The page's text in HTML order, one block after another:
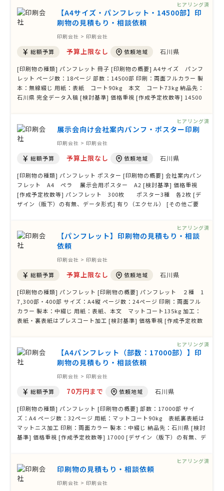
【A4サイズ・パンフレット・14500部】印
刷物の見積もり・相談依頼
印刷会社 > 印刷会社
総額予算 予算上限なし 依頼地域 石川県
[印刷物の種類] パンフレット 冊子 [印刷物の概要] A4サイズ パンフ
レット ページ数：18ページ 部数：14500部 印刷：両面フルカラー 製
本：無線綴じ 用紙：表紙 コート90kg 本文 コート73kg 納品先：
石川県 完全データ入稿 [検討基準] 価格重視 [作成予定枚数等] 14500
ヒアリング済
展示会向け会社案内パンフ・ポスター印刷
印刷会社 > 印刷会社
総額予算 予算上限なし 依頼地域 石川県
[印刷物の種類] パンフレット ポスター [印刷物の概要] 会社案内パン
フレット A4 ペラ 展示会用ポスター A2 [検討基準] 価格重視
[作成予定枚数等] パンフレット 300枚 ポスター3種 各2枚 [デ
ザイン（版下）の有無、データ形式] 有り（エクセル） [その他ご要
印刷を依頼したいと …
ヒアリング済
【パンフレット】印刷物の見積もり・相談
依頼
印刷会社 > 印刷会社
総額予算 予算上限なし 依頼地域 石川県
[印刷物の種類] パンフレット [印刷物の概要] パンフレット ２種 1
7,300部・400部 サイズ：A4縦 ページ数：24ページ 印刷：両面フル
カラー 製本：中綴じ 用紙：表紙、本文 マットコート135kg 加工：
表紙・裏表紙はプレスコート加工 [検討基準] 価格重視 [作成予定枚数
ヒアリング済
【A4パンフレット（部数：17000部）】印
刷物の見積もり・相談依頼
印刷会社 > 印刷会社
総額予算 70万円まで 依頼地域 石川県
[印刷物の種類] パンフレット [印刷物の概要] 部数：17000部 サイ
ズ：A4 ページ数：32ページ 用紙：マットコート90kg 表紙裏表紙は
マットニス加工 印刷：両面カラー 製本：中綴じ 納品先：石川県 [検討
基準] 価格重視 [作成予定枚数等] 17000 [デザイン（版下）の有無、デ
ヒアリング済
印刷物の見積もり・相談依頼
印刷会社 > 印刷会社
ヒアリング済